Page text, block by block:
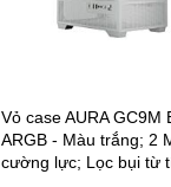
Vỏ case AURA GC9M
ARGB - Màu trắng; 2
cường lực; Lọc bụi từ